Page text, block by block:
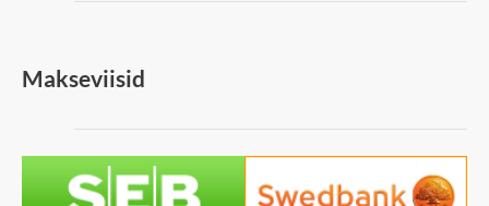
Makseviisid